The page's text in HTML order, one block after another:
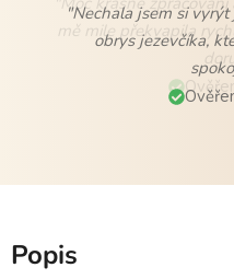
"Nechala jsem si
obrys jezevčíka,
Popis